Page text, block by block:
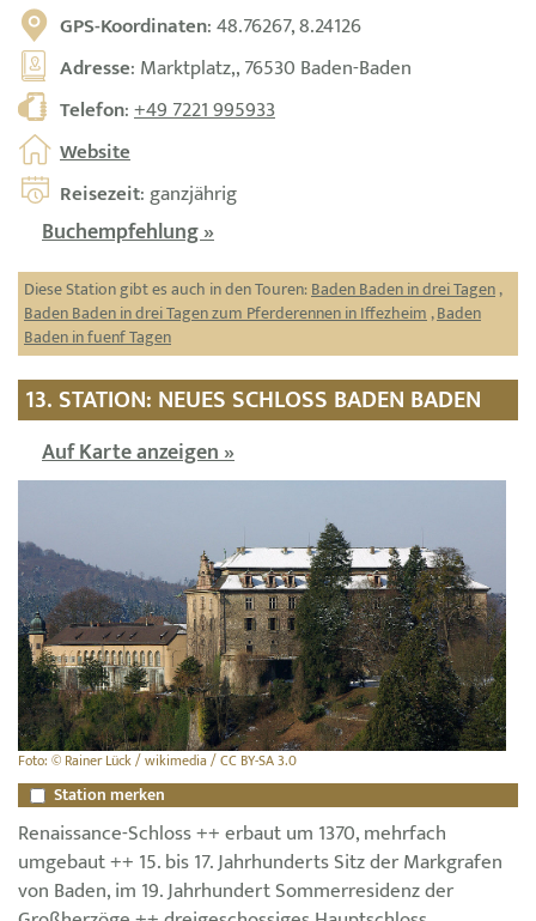
GPS-Koordinaten: 48.76267, 8.24126
Adresse: Marktplatz,, 76530 Baden-Baden
Telefon:+49 7221 995933
Website
Reisezeit: ganzjährig
Buchempfehlung »
Diese Station gibt es auch in den Touren:Baden Baden in drei Tagen,
Baden Baden in drei Tagen zum Pferderennen in Iffezheim,Baden
Baden in fuenf Tagen
13. STATION: NEUES SCHLOSS BADEN BADEN
Auf Karte anzeigen »
Foto: © Rainer Lück / wikimedia / CC BY-SA 3.0
Station merken
Renaissance-Schloss ++ erbaut um 1370, mehrfach
umgebaut ++ 15. bis 17. Jahrhunderts Sitz der Markgrafen
von Baden, im 19. Jahrhundert Sommerresidenz der